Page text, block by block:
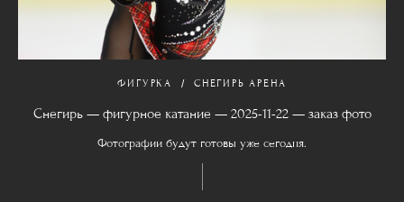
ФИГУРКА СНЕГИРЬ АРЕНА
Снегирь — фигурное катание — 2025-11-22 — заказ фото
Фотографии будут готовы уже сегодня.